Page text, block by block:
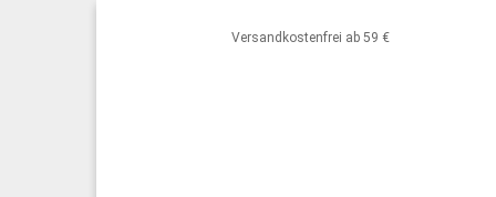
Versandkostenfrei ab 59 €